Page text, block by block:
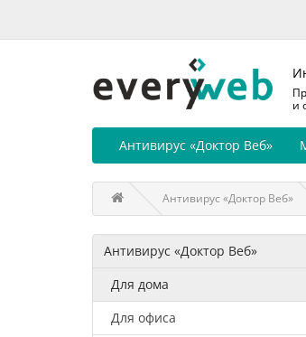
и
Антивирус «Доктор Веб»
Антивирус «Доктор Веб»
Антивирус «Доктор Веб»
Для дома
Для офиса